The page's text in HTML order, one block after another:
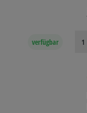
verfügbar